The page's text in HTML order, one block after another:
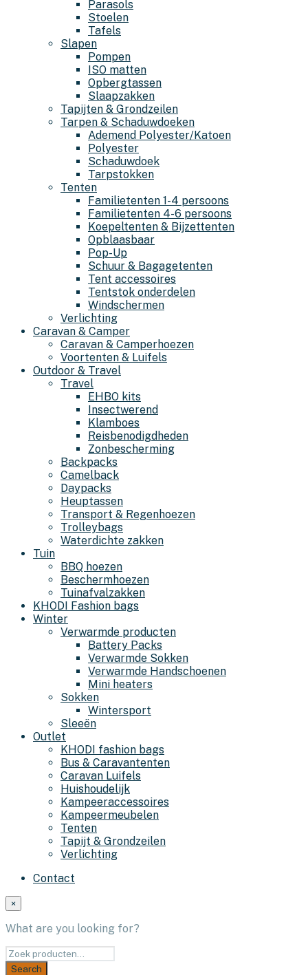
Parasols
Stoelen
Tafels
Slapen
Pompen
ISO matten
Opbergtassen
Slaapzakken
Tapijten & Grondzeilen
Tarpen & Schaduwdoeken
Ademend Polyester/Katoen
Polyester
Schaduwdoek
Tarpstokken
Tenten
Familietenten 1-4 persoons
Familietenten 4-6 persoons
Koepeltenten & Bijzettenten
Opblaasbaar
Pop-Up
Schuur & Bagagetenten
Tent accessoires
Tentstok onderdelen
Windschermen
Verlichting
Caravan & Camper
Caravan & Camperhoezen
Voortenten & Luifels
Outdoor & Travel
Travel
EHBO kits
Insectwerend
Klamboes
Reisbenodigdheden
Zonbescherming
Backpacks
Camelback
Daypacks
Heuptassen
Transport & Regenhoezen
Trolleybags
Waterdichte zakken
Tuin
BBQ hoezen
Beschermhoezen
Tuinafvalzakken
KHODI Fashion bags
Winter
Verwarmde producten
Battery Packs
Verwarmde Sokken
Verwarmde Handschoenen
Mini heaters
Sokken
Wintersport
Sleeën
Outlet
KHODI fashion bags
Bus & Caravantenten
Caravan Luifels
Huishoudelijk
Kampeeraccessoires
Kampeermeubelen
Tenten
Tapijt & Grondzeilen
Verlichting
Contact
×
What are you looking for?